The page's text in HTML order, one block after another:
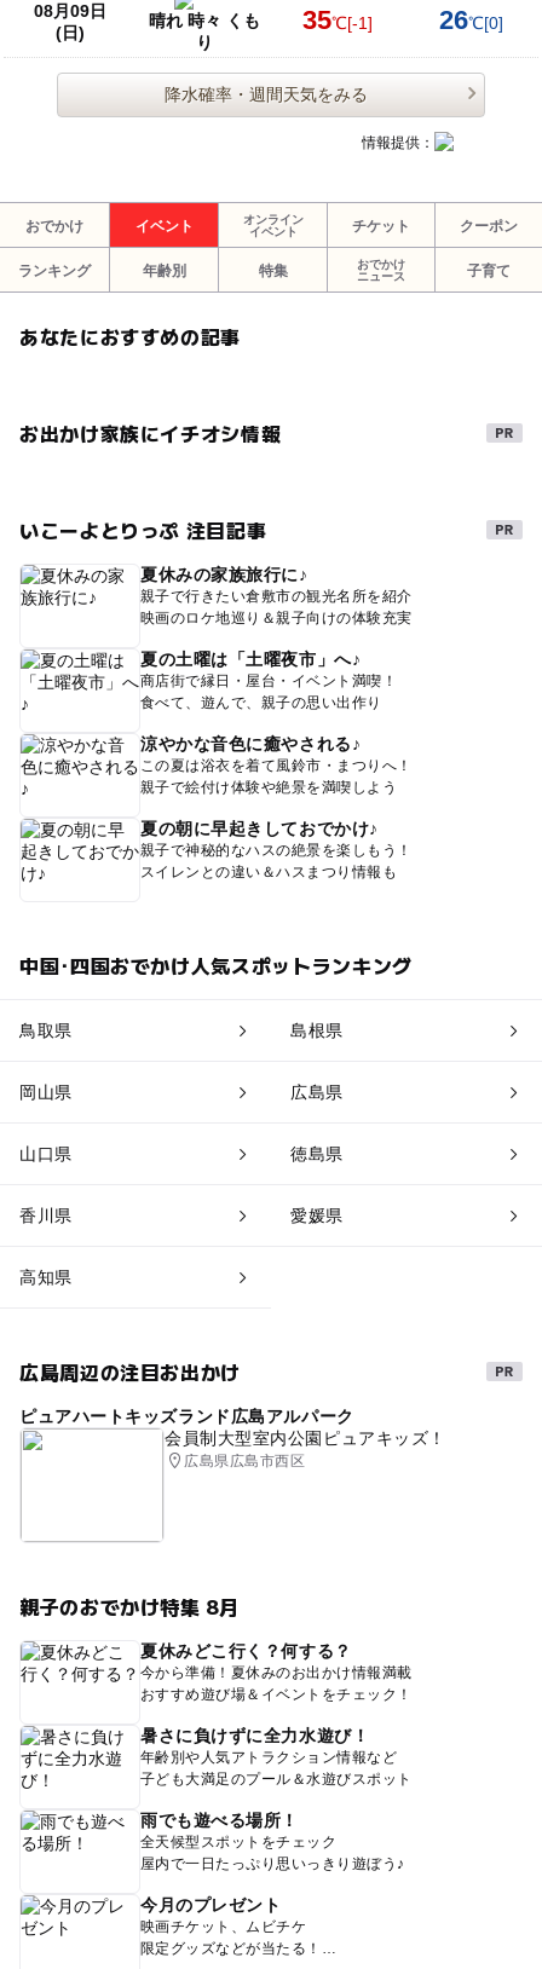
08月09日
(日)
晴れ 時々 くも
り
35℃[-1] 26℃[0]
降水確率・週間天気をみる
情報提供：
おでかけ イベント
オンライン
イベント
チケット クーポン
ランキング 年齢別 特集
おでかけ
ニュース
子育て
あなたにおすすめの記事
お出かけ家族にイチオシ情報
いこーよとりっぷ 注目記事
夏休みの家族旅行に♪
親子で行きたい倉敷市の観光名所を紹介
映画のロケ地巡り＆親子向けの体験充実
夏の土曜は「土曜夜市」へ♪
商店街で縁日・屋台・イベント満喫！
食べて、遊んで、親子の思い出作り
涼やかな音色に癒やされる♪
この夏は浴衣を着て風鈴市・まつりへ！
親子で絵付け体験や絶景を満喫しよう
夏の朝に早起きしておでかけ♪
親子で神秘的なハスの絶景を楽しもう！
スイレンとの違い＆ハスまつり情報も
中国･四国おでかけ人気スポットランキング
鳥取県 島根県
岡山県 広島県
山口県 徳島県
香川県 愛媛県
高知県
広島周辺の注目お出かけ
ピュアハートキッズランド広島アルパーク
会員制大型室内公園ピュアキッズ！
広島県広島市西区
親子のおでかけ特集 8月
夏休みどこ行く？何する？
今から準備！夏休みのお出かけ情報満載
おすすめ遊び場＆イベントをチェック！
暑さに負けずに全力水遊び！
年齢別や人気アトラクション情報など
子ども大満足のプール＆水遊びスポット
雨でも遊べる場所！
全天候型スポットをチェック
屋内で一日たっぷり思いっきり遊ぼう♪
今月のプレゼント
映画チケット、ムビチケ
限定グッズなどが当たる！